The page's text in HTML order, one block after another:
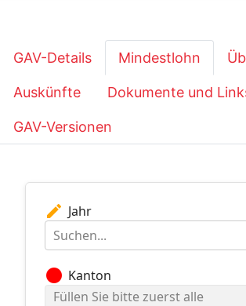
GAV-Details Mindestlohn
Auskünfte Dokumente und
GAV-Versionen
edit Jahr
Suchen...
circle Kanton
Füllen Sie bitte zuerst alle